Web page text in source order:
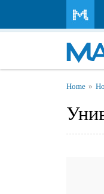
You
Home